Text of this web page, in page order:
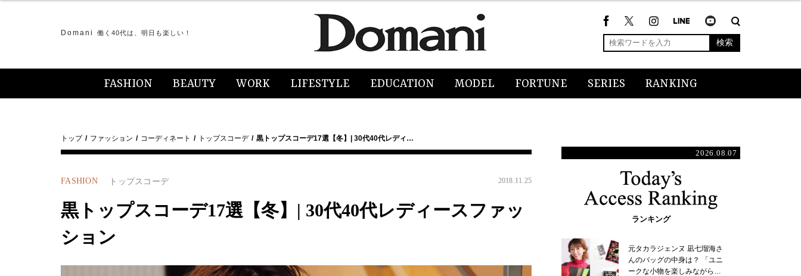
Domani 働く40代は、明日も楽しい！
検索
FASHION BEAUTY WORK LIFESTYLE EDUCATION MODEL FORTUNE SERIES RANKING
トップ ファッション コーディネート トップスコーデ 黒トップスコーデ17選【冬】| 30代40代レディ…
FASHION トップスコーデ 2018.11.25
黒トップスコーデ17選【冬】| 30代40代レディースファッ
ション
2026.08.07
ランキング
元タカラジェンヌ 凪七瑠海さ
んのバッグの中身は？ 「ユニ
ークな小物を楽しみながら…